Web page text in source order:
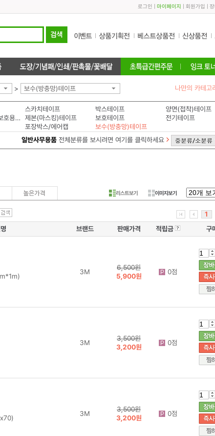
로그인 마이페이지 회원가입
> 보수(방충망)테이프 나만의 카테고
스카치테이프 박스테이프
양면(접착)테이프
미끄럼방지,마루보호용패드 제본(마스킹)테이프 보호테이프
전기테이프
포장박스/에어캡
보수(방충망)테이프
일반사무용품전체분류를 보시려면 여기를 클릭하세요
리스트보기 이미지보기
1
브랜드 판매가격 적립금 구
3M
6,500원
5,900원
0점
3M
3,500원
3,200원
0점
3M
3,500원
3,200원
0점